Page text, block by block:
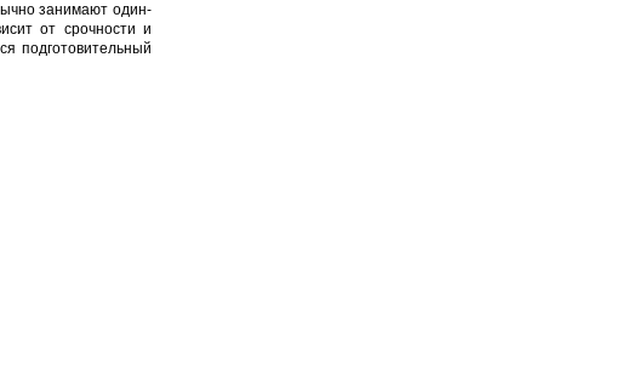
занимают один-
от срочности и
подготовительный